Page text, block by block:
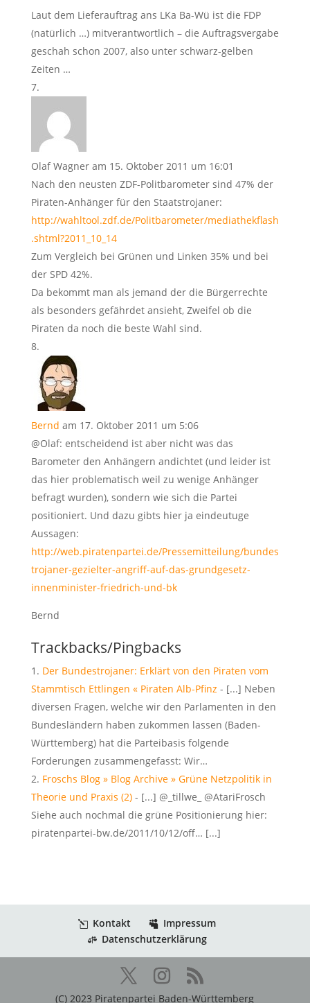
Laut dem Lieferauftrag ans LKa Ba-Wü ist die FDP
(natürlich …) mitverantwortlich – die Auftragsvergabe
geschah schon 2007, also unter schwarz-gelben
Zeiten …
Olaf Wagner am 15. Oktober 2011 um 16:01
Nach den neusten ZDF-Politbarometer sind 47% der
Piraten-Anhänger für den Staatstrojaner:
http://wahltool.zdf.de/Politbarometer/mediathekflash
.shtml?2011_10_14
Zum Vergleich bei Grünen und Linken 35% und bei
der SPD 42%.
Da bekommt man als jemand der die Bürgerrechte
als besonders gefährdet ansieht, Zweifel ob die
Piraten da noch die beste Wahl sind.
Bernd am 17. Oktober 2011 um 5:06
@Olaf: entscheidend ist aber nicht was das
Barometer den Anhängern andichtet (und leider ist
das hier problematisch weil zu wenige Anhänger
befragt wurden), sondern wie sich die Partei
positioniert. Und dazu gibts hier ja eindeutuge
Aussagen:
http://web.piratenpartei.de/Pressemitteilung/bundes
trojaner-gezielter-angriff-auf-das-grundgesetz-
innenminister-friedrich-und-bk
Bernd
Trackbacks/Pingbacks
Der Bundestrojaner: Erklärt von den Piraten vom
Stammtisch Ettlingen « Piraten Alb-Pfinz - [...] Neben
diversen Fragen, welche wir den Parlamenten in den
Bundesländern haben zukommen lassen (Baden-
Württemberg) hat die Parteibasis folgende
Forderungen zusammengefasst: Wir…
Froschs Blog » Blog Archive » Grüne Netzpolitik in
Theorie und Praxis (2)- [...] @_tillwe_ @AtariFrosch
Siehe auch nochmal die grüne Positionierung hier:
piratenpartei-bw.de/2011/10/12/off… [...]
Kontakt
Impressum
Datenschutzerklärung
(C) 2023 Piratenpartei Baden-Württemberg